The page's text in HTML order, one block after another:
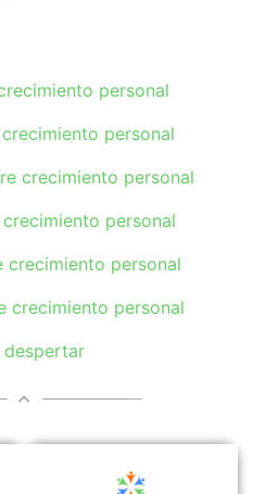
personal
personal
crecimiento personal
personal
crecimiento personal
crecimiento personal
despertar